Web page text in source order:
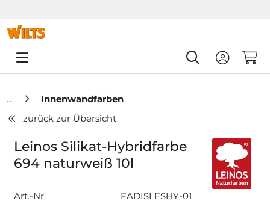
0
Innenwandfarben
zurück zur Übersicht
Leinos Silikat-Hybridfarbe
694 naturweiß 10l
Art.-Nr. FADISLESHY-01